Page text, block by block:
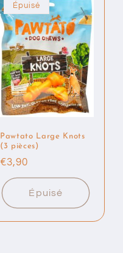
Épuisé
Pawtato Large Knots
(3 pièces)
Prix
habituel
€3,90
Épuisé